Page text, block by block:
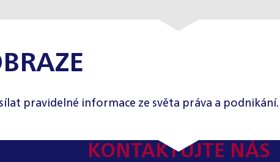
pravidelné informace ze světa práva a podnikání.
KONTAKTUJTE NÁS